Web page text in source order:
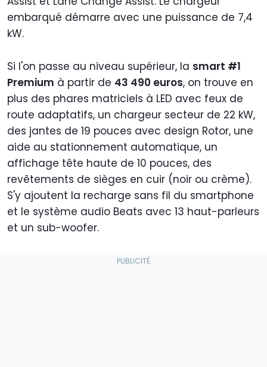
embarqué démarre avec une puissance de 7,4
kW.
Si l'on passe au niveau supérieur, la smart #1
Premium à partir de 43 490 euros, on trouve en
plus des phares matriciels à LED avec feux de
route adaptatifs, un chargeur secteur de 22 kW,
des jantes de 19 pouces avec design Rotor, une
aide au stationnement automatique, un
affichage tête haute de 10 pouces, des
revêtements de sièges en cuir (noir ou crème).
S'y ajoutent la recharge sans fil du smartphone
et le système audio Beats avec 13 haut-parleurs
et un sub-woofer.